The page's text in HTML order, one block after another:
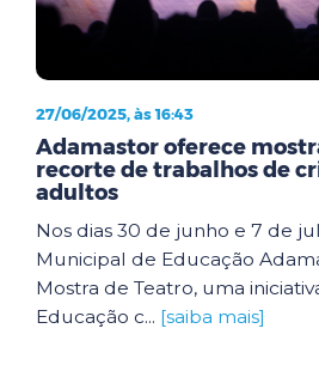
27/06/2025, às 16:43
Adamastor oferece
recorte de trabalhos de
adultos
Nos dias 30 de junho e 7 de
Municipal de Educação
Mostra de Teatro, uma
Educação c... [saiba mais]